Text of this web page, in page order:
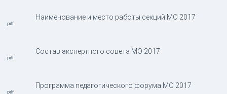
Наименование и место работы секций МО 2017
Состав экспертного совета МО 2017
Программа педагогического форума МО 2017